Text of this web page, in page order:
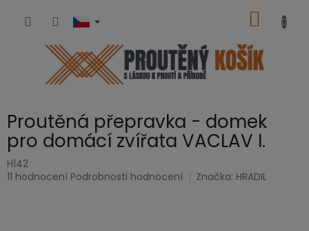
KOŠÍK
Proutěná přepravka - domek
pro domácí zvířata VACLAV I.
H142
Průměrné
11 hodnocení Podrobnosti hodnocení Značka: HRADIL